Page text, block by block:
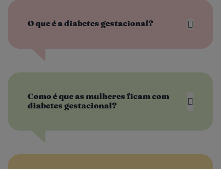
O que é a diabetes gestacional?
Como é que as mulheres ficam com
diabetes gestacional?